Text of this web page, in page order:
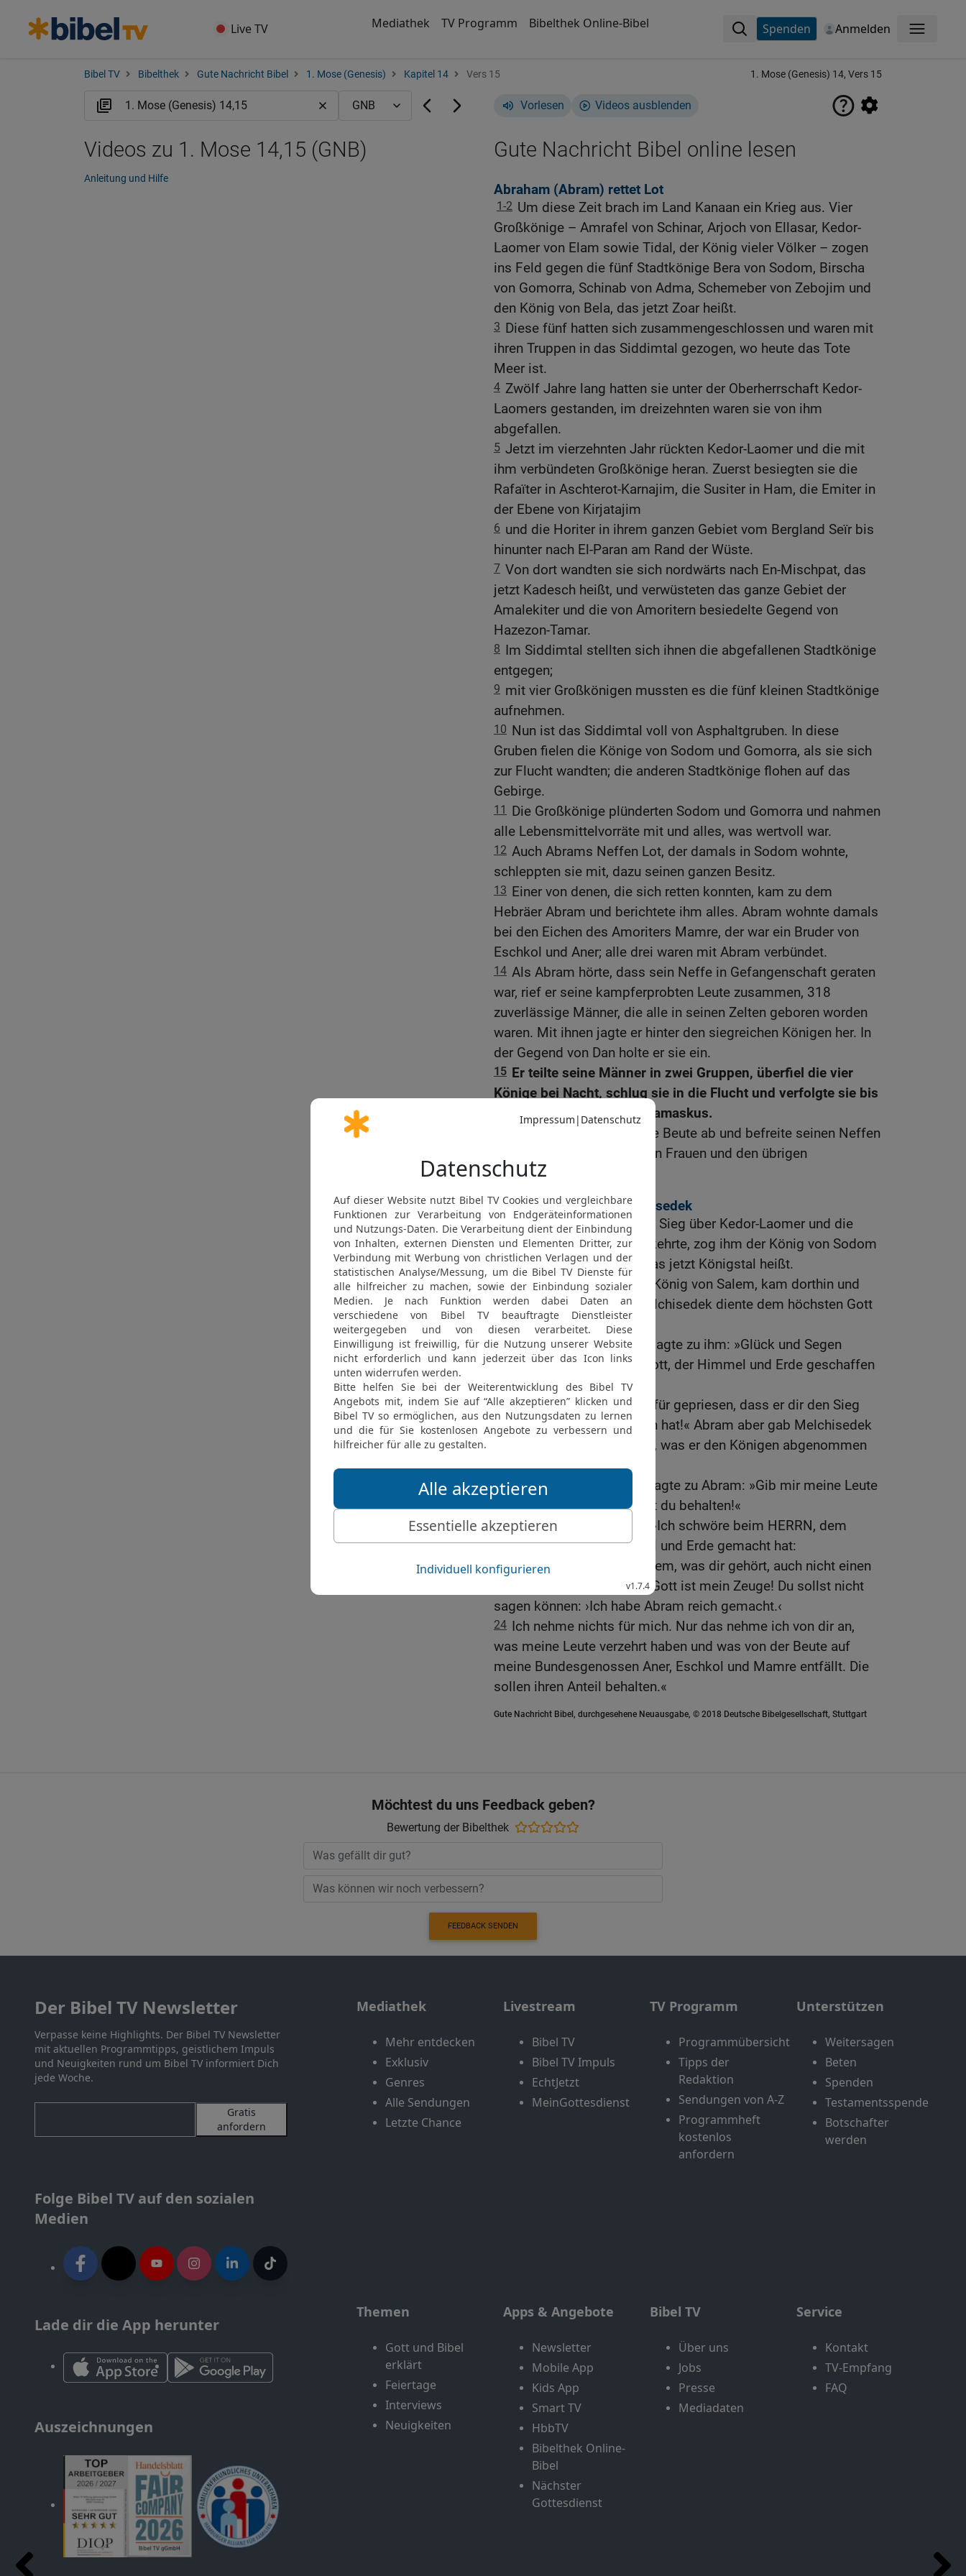
Live TV Mediathek TV Programm Bibelthek Online-Bibel Spenden Anmelden Menü
Bibel TV Bibelthek Gute Nachricht Bibel 1. Mose (Genesis) Kapitel 14 Vers 15 1. Mose (Genesis) 14, Vers 15
Vorlesen Videos ausblenden
Gute Nachricht Bibel online lesen
Abraham (Abram) rettet Lot
1-2 Um diese Zeit brach im Land Kanaan ein Krieg aus. Vier
Großkönige – Amrafel von Schinar, Arjoch von Ellasar, Kedor-
Laomer von Elam sowie Tidal, der König vieler Völker – zogen
ins Feld gegen die fünf Stadtkönige Bera von Sodom, Birscha
von Gomorra, Schinab von Adma, Schemeber von Zebojim und
den König von Bela, das jetzt Zoar heißt.
3 Diese fünf hatten sich zusammengeschlossen und waren mit
ihren Truppen in das Siddimtal gezogen, wo heute das Tote
Meer ist.
4 Zwölf Jahre lang hatten sie unter der Oberherrschaft Kedor-
Laomers gestanden, im dreizehnten waren sie von ihm
abgefallen.
5 Jetzt im vierzehnten Jahr rückten Kedor-Laomer und die mit
ihm verbündeten Großkönige heran. Zuerst besiegten sie die
Rafaïter in Aschterot-Karnajim, die Susiter in Ham, die Emiter in
der Ebene von Kirjatajim
6 und die Horiter in ihrem ganzen Gebiet vom Bergland Seïr bis
hinunter nach El-Paran am Rand der Wüste.
7 Von dort wandten sie sich nordwärts nach En-Mischpat, das
jetzt Kadesch heißt, und verwüsteten das ganze Gebiet der
Amalekiter und die von Amoritern besiedelte Gegend von
Hazezon-Tamar.
8 Im Siddimtal stellten sich ihnen die abgefallenen Stadtkönige
entgegen;
9 mit vier Großkönigen mussten es die fünf kleinen Stadtkönige
aufnehmen.
10 Nun ist das Siddimtal voll von Asphaltgruben. In diese
Gruben fielen die Könige von Sodom und Gomorra, als sie sich
zur Flucht wandten; die anderen Stadtkönige flohen auf das
Gebirge.
11
Die Großkönige plünderten Sodom und Gomorra und nahmen
alle Lebensmittelvorräte mit und alles, was wertvoll war.
12 Auch Abrams Neffen Lot, der damals in Sodom wohnte,
schleppten sie mit, dazu seinen ganzen Besitz.
13 Einer von denen, die sich retten konnten, kam zu dem
Hebräer Abram und berichtete ihm alles. Abram wohnte damals
bei den Eichen des Amoriters Mamre, der war ein Bruder von
Eschkol und Aner; alle drei waren mit Abram verbündet.
14 Als Abram hörte, dass sein Neffe in Gefangenschaft geraten
war, rief er seine kampferprobten Leute zusammen, 318
zuverlässige Männer, die alle in seinen Zelten geboren worden
waren. Mit ihnen jagte er hinter den siegreichen Königen her. In
der Gegend von Dan holte er sie ein.
15 Er teilte seine Männer in zwei Gruppen, überfiel die vier
Könige bei Nacht, schlug sie in die Flucht und verfolgte sie bis
nach Hoba nördlich von Damaskus.
Er nahm ihnen die ganze Beute ab und befreite seinen Neffen
Lot samt den verschleppten Frauen und den übrigen
Gefangenen.
Die Begegnung mit Melchisedek
17 Als Abram nach seinem Sieg über Kedor-Laomer und die
anderen Großkönige heimkehrte, zog ihm der König von Sodom
entgegen ins Schawetal, das jetzt Königstal heißt.
18 Auch Melchisedek, der König von Salem, kam dorthin und
brachte Brot und Wein. Melchisedek diente dem höchsten Gott
als Priester.
19 Er segnete Abram und sagte zu ihm: »Glück und Segen
schenke dir der höchste Gott, der Himmel und Erde geschaffen
hat!
20 Der höchste Gott sei dafür gepriesen, dass er dir den Sieg
über deine Feinde gegeben hat!« Abram aber gab Melchisedek
den zehnten Teil von allem, was er den Königen abgenommen
hatte.
21 Der König von Sodom sagte zu Abram: »Gib mir meine Leute
zurück, alles andere kannst du behalten!«
22 Aber Abram erwiderte: »Ich schwöre beim HERRN, dem
höchsten Gott, der Himmel und Erde gemacht hat:
23 Ich behalte nichts von dem, was dir gehört, auch nicht einen
Faden oder Schuhriemen! Gott ist mein Zeuge! Du sollst nicht
sagen können: ›Ich habe Abram reich gemacht.‹
24 Ich nehme nichts für mich. Nur das nehme ich von dir an,
was meine Leute verzehrt haben und was von der Beute auf
meine Bundesgenossen Aner, Eschkol und Mamre entfällt. Die
sollen ihren Anteil behalten.«
Gute Nachricht Bibel, durchgesehene Neuausgabe, © 2018 Deutsche Bibelgesellschaft, Stuttgart
Videos zu 1. Mose 14,15 (GNB)
Anleitung und Hilfe
Möchtest du uns Feedback geben?
Bewertung der Bibelthek
FEEDBACK SENDEN
Der Bibel TV Newsletter
Verpasse keine Highlights. Der Bibel TV Newsletter
mit aktuellen Programmtipps, geistlichem Impuls
und Neuigkeiten rund um Bibel TV informiert Dich
jede Woche.
Gratis
anfordern
Folge Bibel TV auf den sozialen
Medien
Lade dir die App herunter
Auszeichnungen
Mediathek
Mehr entdecken
Exklusiv
Genres
Alle Sendungen
Letzte Chance
Livestream
Bibel TV
Bibel TV Impuls
EchtJetzt
MeinGottesdienst
TV Programm
Programmübersicht
Tipps der
Redaktion
Sendungen von A-Z
Programmheft
kostenlos
anfordern
Unterstützen
Weitersagen
Beten
Spenden
Testamentsspende
Botschafter
werden
Themen
Gott und Bibel
erklärt
Feiertage
Interviews
Neuigkeiten
Apps & Angebote
Newsletter
Mobile App
Kids App
Smart TV
HbbTV
Bibelthek Online-
Bibel
Nächster
Gottesdienst
Bibel TV
Über uns
Jobs
Presse
Mediadaten
Service
Kontakt
TV-Empfang
FAQ